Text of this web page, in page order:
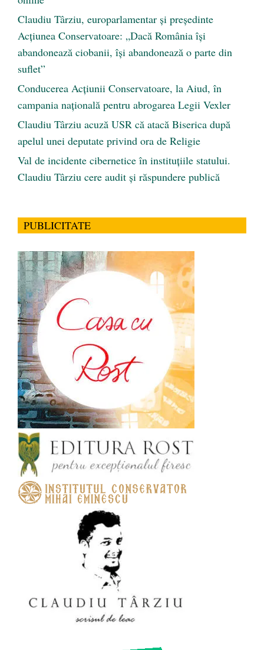
Claudiu Târziu, europarlamentar și președinte
Acțiunea Conservatoare: „Dacă România își
abandonează ciobanii, își abandonează o parte din
suflet”
Conducerea Acțiunii Conservatoare, la Aiud, în
campania națională pentru abrogarea Legii Vexler
Claudiu Târziu acuză USR că atacă Biserica după
apelul unei deputate privind ora de Religie
Val de incidente cibernetice în instituțiile statului.
Claudiu Târziu cere audit și răspundere publică
PUBLICITATE